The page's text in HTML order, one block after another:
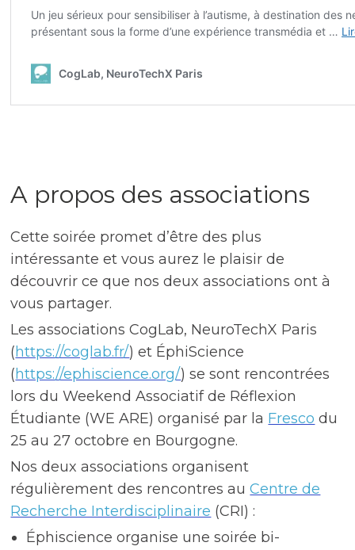
A propos des associations
Cette soirée promet d’être des plus
intéressante et vous aurez le plaisir de
découvrir ce que nos deux associations ont à
vous partager.
Les associations CogLab, NeuroTechX Paris
(https://coglab.fr/) et ÉphiScience
(https://ephiscience.org/) se sont rencontrées
lors du Weekend Associatif de Réflexion
Étudiante (WE ARE) organisé par la Fresco du
25 au 27 octobre en Bourgogne.
Nos deux associations organisent
régulièrement des rencontres auCentre de
Recherche Interdisciplinaire (CRI) :
Éphiscience organise une soirée bi-